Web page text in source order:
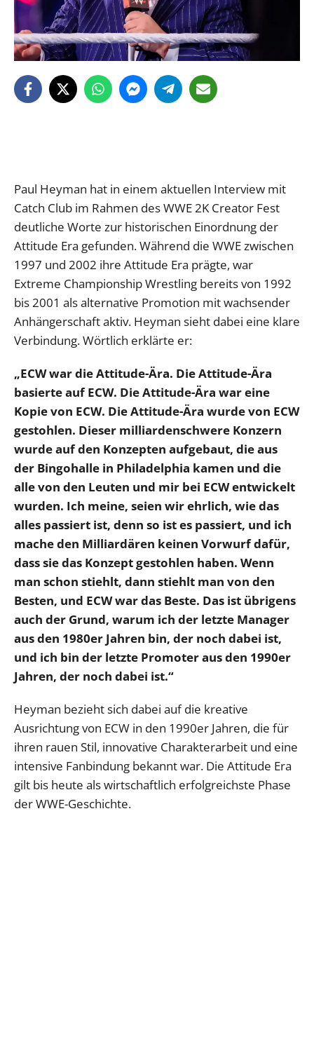
Paul Heyman hat in einem aktuellen Interview mit
Catch Club im Rahmen des WWE 2K Creator Fest
deutliche Worte zur historischen Einordnung der
Attitude Era gefunden. Während die WWE zwischen
1997 und 2002 ihre Attitude Era prägte, war
Extreme Championship Wrestling bereits von 1992
bis 2001 als alternative Promotion mit wachsender
Anhängerschaft aktiv. Heyman sieht dabei eine klare
Verbindung. Wörtlich erklärte er:
„ECW war die Attitude-Ära. Die Attitude-Ära
basierte auf ECW. Die Attitude-Ära war eine
Kopie von ECW. Die Attitude-Ära wurde von ECW
gestohlen. Dieser milliardenschwere Konzern
wurde auf den Konzepten aufgebaut, die aus
der Bingohalle in Philadelphia kamen und die
alle von den Leuten und mir bei ECW entwickelt
wurden. Ich meine, seien wir ehrlich, wie das
alles passiert ist, denn so ist es passiert, und ich
mache den Milliardären keinen Vorwurf dafür,
dass sie das Konzept gestohlen haben. Wenn
man schon stiehlt, dann stiehlt man von den
Besten, und ECW war das Beste. Das ist übrigens
auch der Grund, warum ich der letzte Manager
aus den 1980er Jahren bin, der noch dabei ist,
und ich bin der letzte Promoter aus den 1990er
Jahren, der noch dabei ist.“
Heyman bezieht sich dabei auf die kreative
Ausrichtung von ECW in den 1990er Jahren, die für
ihren rauen Stil, innovative Charakterarbeit und eine
intensive Fanbindung bekannt war. Die Attitude Era
gilt bis heute als wirtschaftlich erfolgreichste Phase
der WWE-Geschichte.